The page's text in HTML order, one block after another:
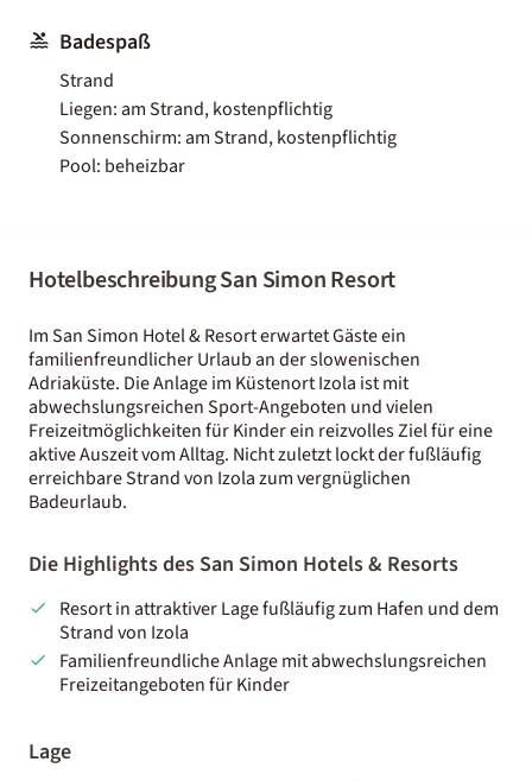
Badespaß
Strand
Liegen: am Strand, kostenpflichtig
Sonnenschirm: am Strand, kostenpflichtig
Pool: beheizbar
Hotelbeschreibung San Simon Resort
Im San Simon Hotel & Resort erwartet Gäste ein
familienfreundlicher Urlaub an der slowenischen
Adriaküste. Die Anlage im Küstenort Izola ist mit
abwechslungsreichen Sport-Angeboten und vielen
Freizeitmöglichkeiten für Kinder ein reizvolles Ziel für eine
aktive Auszeit vom Alltag. Nicht zuletzt lockt der fußläufig
erreichbare Strand von Izola zum vergnüglichen
Badeurlaub.
Die Highlights des San Simon Hotels & Resorts
Resort in attraktiver Lage fußläufig zum Hafen und dem
Strand von Izola
Familienfreundliche Anlage mit abwechslungsreichen
Freizeitangeboten für Kinder
Lage